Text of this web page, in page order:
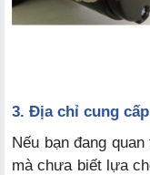
3. Địa chỉ cung
Nếu bạn đang quan
mà chưa biết lựa